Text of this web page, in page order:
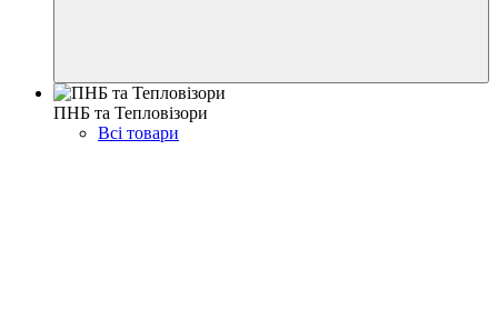
ПНБ та Тепловізори
Всі товари